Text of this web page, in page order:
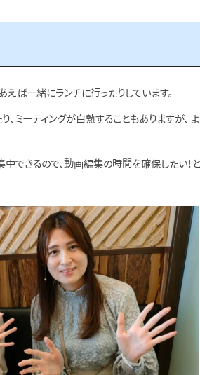
ば一緒にランチに行ったりしています。
ミーティングが白熱することもありますが、
できるので、動画編集の時間を確保したい！